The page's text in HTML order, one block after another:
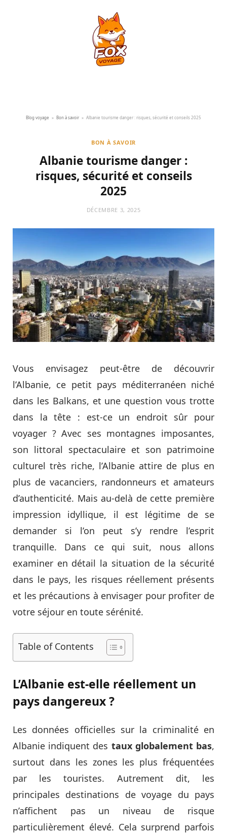
Blog voyage » Bon à savoir » Albanie tourisme danger : risques, sécurité et conseils 2025
BON À SAVOIR
Albanie tourisme danger :
risques, sécurité et conseils
2025
DÉCEMBRE 3, 2025
Vous envisagez peut-être de découvrir
l’Albanie, ce petit pays méditerranéen niché
dans les Balkans, et une question vous trotte
dans la tête : est-ce un endroit sûr pour
voyager ? Avec ses montagnes imposantes,
son littoral spectaculaire et son patrimoine
culturel très riche, l’Albanie attire de plus en
plus de vacanciers, randonneurs et amateurs
d’authenticité. Mais au-delà de cette première
impression idyllique, il est légitime de se
demander si l’on peut s’y rendre l’esprit
tranquille. Dans ce qui suit, nous allons
examiner en détail la situation de la sécurité
dans le pays, les risques réellement présents
et les précautions à envisager pour profiter de
votre séjour en toute sérénité.
Table of Contents
L’Albanie est-elle réellement un
pays dangereux ?
Les données officielles sur la criminalité en
Albanie indiquent des taux globalement bas,
surtout dans les zones les plus fréquentées
par les touristes. Autrement dit, les
principales destinations de voyage du pays
n’affichent pas un niveau de risque
particulièrement élevé. Cela surprend parfois